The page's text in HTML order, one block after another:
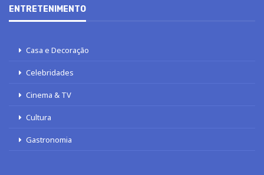
ENTRETENIMENTO
Casa e Decoração
Celebridades
Cinema & TV
Cultura
Gastronomia